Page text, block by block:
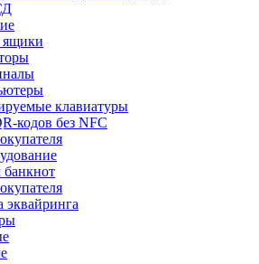
клавиатуры
кодов без NFC
банкнот
эквайринга